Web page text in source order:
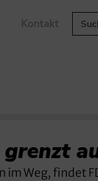
Kontakt
im Weg, findet